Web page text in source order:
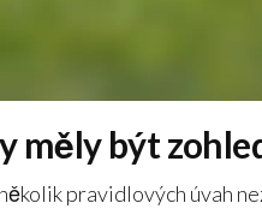
měly být
pravidlových úvah